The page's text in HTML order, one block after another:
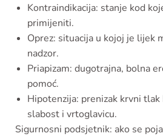
Kontraindikacija: stanje kod
primijeniti.
Oprez: situacija u kojoj je lijek
nadzor.
Priapizam: dugotrajna, bolna
pomoć.
Hipotenzija: prenizak krvni
slabost i vrtoglavicu.
Sigurnosni podsjetnik: ako se